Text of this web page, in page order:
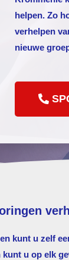
helpen. Zo
verhelpen
nieuwe
kunt u zelf
u op elk